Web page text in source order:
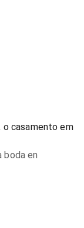
o casamento em
boda en